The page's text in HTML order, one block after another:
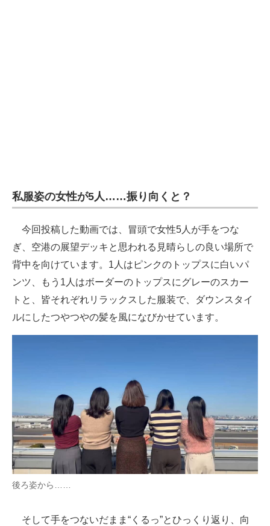
私服姿の女性が5人……振り向くと？
今回投稿した動画では、冒頭で女性5人が手をつな
ぎ、空港の展望デッキと思われる見晴らしの良い場所で
背中を向けています。1人はピンクのトップスに白いパ
ンツ、もう1人はボーダーのトップスにグレーのスカー
トと、皆それぞれリラックスした服装で、ダウンスタイ
ルにしたつやつやの髪を風になびかせています。
後ろ姿から……
そして手をつないだまま“くるっ”とひっくり返り、向